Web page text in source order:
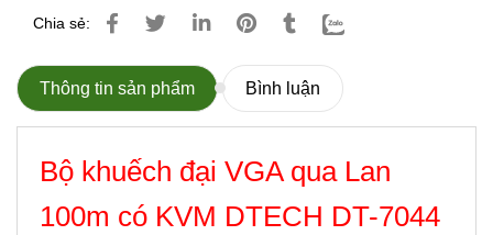
Chia sẻ:
Thông tin sản phẩm Bình luận
Bộ khuếch đại VGA qua Lan
100m có KVM DTECH DT-7044